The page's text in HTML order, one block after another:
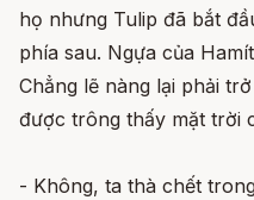
họ nhưng Tulip đã bắt
phía sau. Ngựa của
Chẳng lẽ nàng lại phải
được trông thấy mặt trời
- Không, ta thà chết